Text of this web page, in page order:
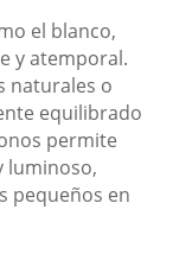
el blanco,
y atemporal.
naturales o
equilibrado
permite
luminoso,
pequeños en